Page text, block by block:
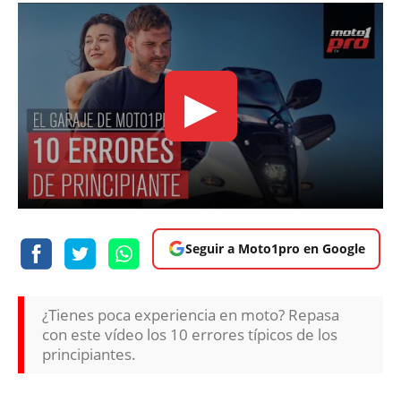
▶
Seguir a Moto1pro en Google
¿Tienes poca experiencia en moto? Repasa
con este vídeo los 10 errores típicos de los
principiantes.